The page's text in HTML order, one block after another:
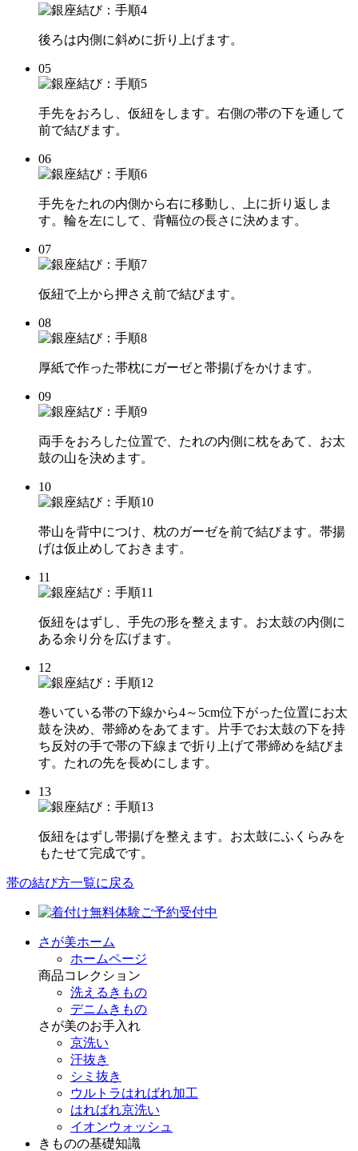
後ろは内側に斜めに折り上げます。
05
手先をおろし、仮紐をします。右側の帯の下を通して
前で結びます。
06
手先をたれの内側から右に移動し、上に折り返しま
す。輪を左にして、背幅位の長さに決めます。
07
仮紐で上から押さえ前で結びます。
08
厚紙で作った帯枕にガーゼと帯揚げをかけます。
09
両手をおろした位置で、たれの内側に枕をあて、お太
鼓の山を決めます。
10
帯山を背中につけ、枕のガーゼを前で結びます。帯揚
げは仮止めしておきます。
11
仮紐をはずし、手先の形を整えます。お太鼓の内側に
ある余り分を広げます。
12
巻いている帯の下線から4～5cm位下がった位置にお太
鼓を決め、帯締めをあてます。片手でお太鼓の下を持
ち反対の手で帯の下線まで折り上げて帯締めを結びま
す。たれの先を長めにします。
13
仮紐をはずし帯揚げを整えます。お太鼓にふくらみを
もたせて完成です。
帯の結び方一覧に戻る
さが美ホーム
ホームページ
商品コレクション
洗えるきもの
デニムきもの
さが美のお手入れ
京洗い
汗抜き
シミ抜き
ウルトラはればれ加工
はればれ京洗い
イオンウォッシュ
きものの基礎知識